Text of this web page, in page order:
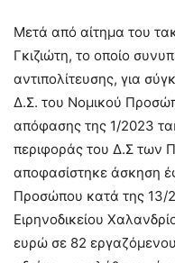
Μετά από αίτημα του
Γκιζιώτη, το οποίο
αντιπολίτευσης, για
Δ.Σ. του Νομικού
απόφασης της 1/2023
περιφοράς του Δ.Σ των
αποφασίστηκε άσκηση
Προσώπου κατά της 13/
Ειρηνοδικείου
ευρώ σε 82